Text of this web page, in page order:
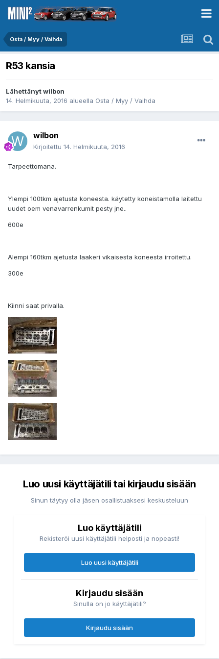
Osta / Myy / Vaihda
R53 kansia
Lähettänytwilbon
14. Helmikuuta, 2016 alueella Osta / Myy / Vaihda
wilbon
Kirjoitettu 14. Helmikuuta, 2016
Tarpeettomana.
Ylempi 100tkm ajetusta koneesta. käytetty koneistamolla laitettu
uudet oem venavarrenkumit pesty jne..
600e
Alempi 160tkm ajetusta laakeri vikaisesta koneesta irroitettu.
300e
Kiinni saat privalla.
Luo uusi käyttäjätili tai kirjaudu sisään
Sinun täytyy olla jäsen osallistuaksesi keskusteluun
Luo käyttäjätili
Rekisteröi uusi käyttäjätili helposti ja nopeasti!
Luo uusi käyttäjätili
Kirjaudu sisään
Sinulla on jo käyttäjätili?
Kirjaudu sisään